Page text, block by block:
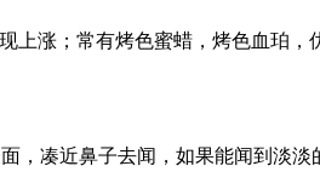
上涨；常有烤色蜜蜡，烤色血珀
，凑近鼻子去闻，如果能闻到淡淡